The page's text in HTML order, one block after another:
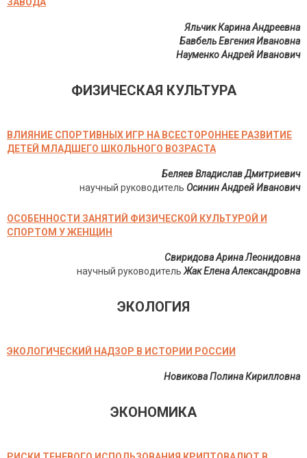
Яльчик Карина Андреевна
Бавбель Евгения Ивановна
Науменко Андрей Иванович
ФИЗИЧЕСКАЯ КУЛЬТУРА
ВЛИЯНИЕ СПОРТИВНЫХ ИГР НА ВСЕСТОРОННЕЕ РАЗВИТИЕ
ДЕТЕЙ МЛАДШЕГО ШКОЛЬНОГО ВОЗРАСТА
Беляев Владислав Дмитриевич
научный руководитель Осинин Андрей Иванович
ОСОБЕННОСТИ ЗАНЯТИЙ ФИЗИЧЕСКОЙ КУЛЬТУРОЙ И
СПОРТОМ У ЖЕНЩИН
Свиридова Арина Леонидовна
научный руководитель Жак Елена Александровна
ЭКОЛОГИЯ
ЭКОЛОГИЧЕСКИЙ НАДЗОР В ИСТОРИИ РОССИИ
Новикова Полина Кирилловна
ЭКОНОМИКА